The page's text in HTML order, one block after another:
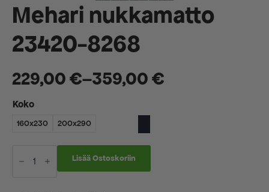
Mehari nukkamatto
23420-8268
229,00€–359,00€
Hintaluokka:
229,00 €
-
359,00 €
Koko
160x230 200x290
nukkamatto
Lisää Ostoskoriin